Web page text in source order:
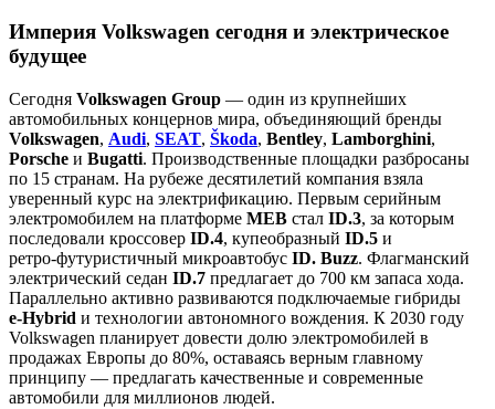
Империя Volkswagen сегодня и электрическое
будущее
Сегодня Volkswagen Group — один из крупнейших
автомобильных концернов мира, объединяющий бренды
Volkswagen, Audi, SEAT, Škoda, Bentley, Lamborghini,
Porsche и Bugatti. Производственные площадки разбросаны
по 15 странам. На рубеже десятилетий компания взяла
уверенный курс на электрификацию. Первым серийным
электромобилем на платформе MEB стал ID.3, за которым
последовали кроссовер ID.4, купеобразный ID.5 и
ретро‑футуристичный микроавтобус ID. Buzz. Флагманский
электрический седан ID.7 предлагает до 700 км запаса хода.
Параллельно активно развиваются подключаемые гибриды
e‑Hybrid и технологии автономного вождения. К 2030 году
Volkswagen планирует довести долю электромобилей в
продажах Европы до 80%, оставаясь верным главному
принципу — предлагать качественные и современные
автомобили для миллионов людей.